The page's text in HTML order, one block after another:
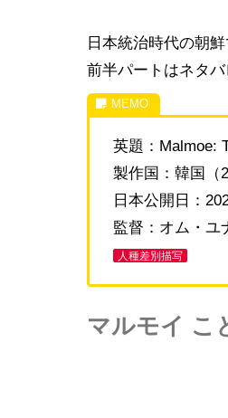
日本統治時代の朝
前半パートはネタ
英題：Malmoe:
製作国：韓国（
日本公開日：
監督：オム・ユ
人種差別描写
マルモイ こ